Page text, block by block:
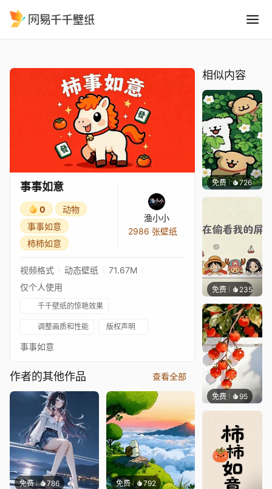
事事如意
0
动物
事事如意
柿柿如意
渔小小
2986 张壁纸
视频格式 动态壁纸
71.67M
仅个人使用
千千壁纸的惊艳效果
调整画质和性能 版权声明
事事如意
作者的其他作品 查看全部
免费 786 免费 792
相似内容
免费 726渔小小
免费 235渔小小
免费 95 渔小小